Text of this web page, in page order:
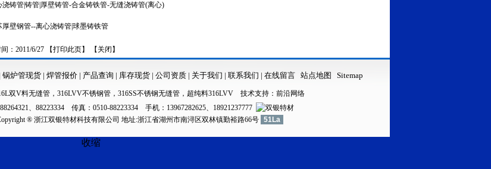
浇铸管|铸管|厚壁铸管-合金铸铁管-无缝浇铸管(离心)
厚壁钢管--离心浇铸管|球墨铸铁管
：2011/6/27 【打印此页】 【 关闭 】
锅炉管现货 | 焊管报价| 产品查询 | 库存现货 | 公司资质 | 关于我们 | 联系我们 | 在线留言 站点地图 Sitemap
双V料无缝管 ， 316LVV不锈钢管 ， 316SS不锈钢无缝管 ， 超纯料316LVV 技术支持： 前沿网络
、88223334 传真：0510-88223334 手机：13967282625、18921237777
® 浙江双银特材科技有限公司 地址:浙江省湖州市南浔区双林镇勤裕路66号 51La
收缩